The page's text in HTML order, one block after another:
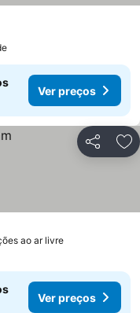
Ver preços
Partilhar
ao ar livre
Ver preços